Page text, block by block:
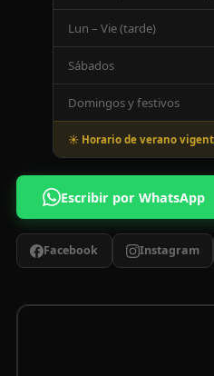
Lun – Vie (tarde)
Sábados
Domingos y festivos
☀️ Horario de verano
Escribir por WhatsApp
Facebook Instagram